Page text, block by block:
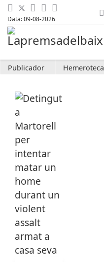
Data: 09-08-2026
Publicador Hemeroteca